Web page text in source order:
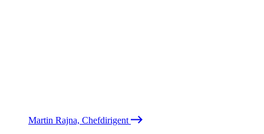
Martin Rajna, Chefdirigent